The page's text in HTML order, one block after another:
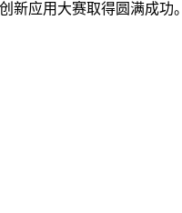
应用大赛取得圆满成功。